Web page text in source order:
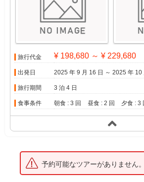
旅行代金 ¥ 198,680 ～ ¥ 229,680
出発日 2025 年 9 月 16 日 ～ 2025 年 10
旅行期間 3 泊 4 日
食事条件 朝食 : 3 回 昼食 : 2 回 夕食 : 3
予約可能なツアーがありません。